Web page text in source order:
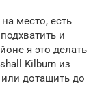
место, есть
и
я это делать
Kilburn из
дотащить до